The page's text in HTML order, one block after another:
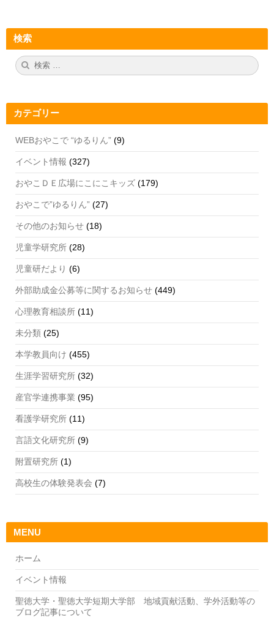
c
e
b
o
k
a
gr
tt
er
u
T
e
C
h
n
el
検索
検
索:
カテゴリー
WEBおやこで “ゆるりん” (9)
イベント情報 (327)
おやこＤＥ広場にこにこキッズ (179)
おやこで”ゆるりん” (27)
その他のお知らせ (18)
児童学研究所 (28)
児童研だより (6)
外部助成金公募等に関するお知らせ (449)
心理教育相談所 (11)
未分類 (25)
本学教員向け (455)
生涯学習研究所 (32)
産官学連携事業 (95)
看護学研究所 (11)
言語文化研究所 (9)
附置研究所 (1)
高校生の体験発表会 (7)
MENU
ホーム
イベント情報
聖徳大学・聖徳大学短期大学部 地域貢献活動、学外活動等の
ブログ記事について